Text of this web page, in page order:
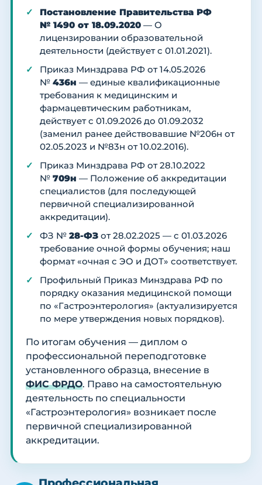
Постановление Правительства РФ
№ 1490 от 18.09.2020 — О
лицензировании образовательной
деятельности (действует с 01.01.2021).
Приказ Минздрава РФ от 14.05.2026
№ 436н — единые квалификационные
требования к медицинским и
фармацевтическим работникам,
действует с 01.09.2026 до 01.09.2032
(заменил ранее действовавшие №206н от
02.05.2023 и №83н от 10.02.2016).
Приказ Минздрава РФ от 28.10.2022
№ 709н — Положение об аккредитации
специалистов (для последующей
первичной специализированной
аккредитации).
ФЗ № 28-ФЗ от 28.02.2025 — с 01.03.2026
требование очной формы обучения; наш
формат «очная с ЭО и ДОТ» соответствует.
Профильный Приказ Минздрава РФ по
порядку оказания медицинской помощи
по «Гастроэнтерология» (актуализируется
по мере утверждения новых порядков).
По итогам обучения — диплом о
профессиональной переподготовке
установленного образца, внесение в
ФИС ФРДО. Право на самостоятельную
деятельность по специальности
«Гастроэнтерология» возникает после
первичной специализированной
аккредитации.